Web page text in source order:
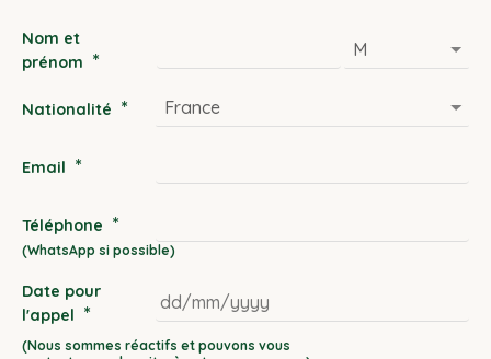
Nom et
prénom *
Nationalité *
Email *
Téléphone *
Date pour
l'appel *
DD